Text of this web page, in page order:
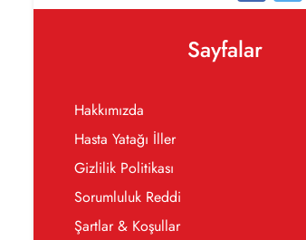
Sayfalar
Hakkımızda
Hasta Yatağı İller
Gizlilik Politikası
Sorumluluk Reddi
Şartlar & Koşullar